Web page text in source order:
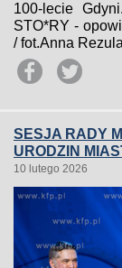
100-lecie
STO*RY -
/ fot.Anna
SESJA RADY
URODZIN
10 lutego 2026